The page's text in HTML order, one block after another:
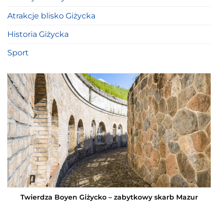
Atrakcje blisko Giżycka
Historia Giżycka
Sport
Twierdza Boyen Giżycko – zabytkowy skarb Mazur